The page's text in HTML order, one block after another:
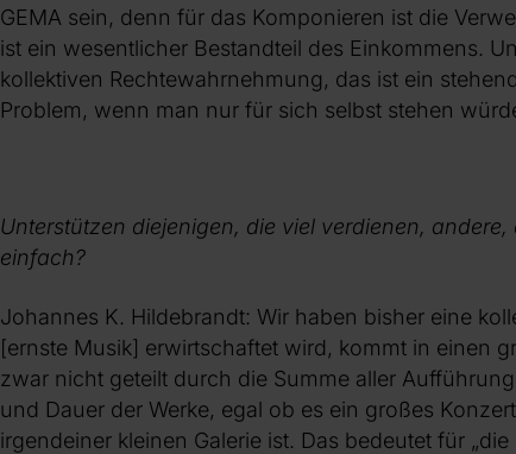
GEMA sein, denn für das Komponieren ist die
ist ein wesentlicher Bestandteil des Einkommens.
kollektiven Rechtewahrnehmung, das ist ein
Problem, wenn man nur für sich selbst stehen
Unterstützen diejenigen, die viel verdienen,
einfach?
Johannes K. Hildebrandt: Wir haben bisher eine
[ernste Musik] erwirtschaftet wird, kommt in einen
zwar nicht geteilt durch die Summe aller
und Dauer der Werke, egal ob es ein großes
irgendeiner kleinen Galerie ist. Das bedeutet für